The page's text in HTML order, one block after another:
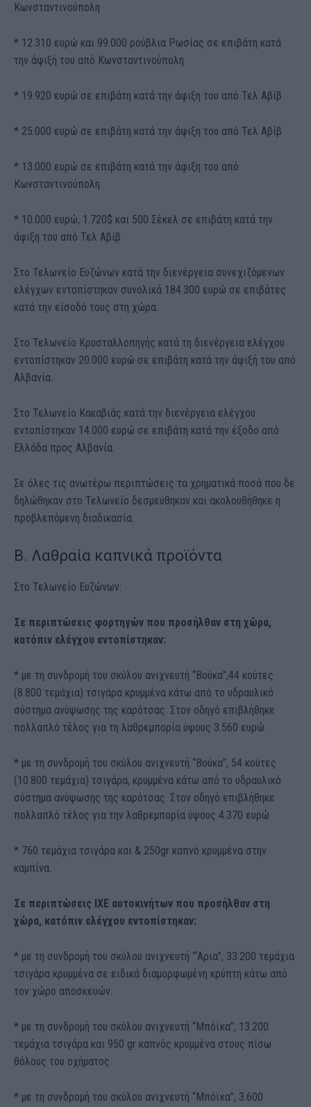
Κωνσταντινούπολη
* 12.310 ευρώ και 99.000 ρούβλια Ρωσίας σε επιβάτη κατά
την άφιξή του από Κωνσταντινούπολη
* 19.920 ευρώ σε επιβάτη κατά την άφιξη του από Τελ Αβίβ
* 25.000 ευρώ σε επιβάτη κατά την άφιξη του από Τελ Αβίβ
* 13.000 ευρώ σε επιβάτη κατά την άφιξη του από
Κωνσταντινούπολη
* 10.000 ευρώ, 1.720$ και 500 Σέκελ σε επιβάτη κατά την
άφιξη του από Τελ Αβίβ
Στο Τελωνείο Ευζώνων κατά την διενέργεια συνεχιζόμενων
ελέγχων εντοπίστηκαν συνολικά 184.300 ευρώ σε επιβάτες
κατά την είσοδό τους στη χώρα.
Στο Τελωνείο Κρυσταλλοπηγής κατά τη διενέργεια ελέγχου
εντοπίστηκαν 20.000 ευρώ σε επιβάτη κατά την άφιξή του από
Αλβανία.
Στο Τελωνείο Κακαβιάς κατά την διενέργεια ελέγχου
εντοπίστηκαν 14.000 ευρώ σε επιβάτη κατά την έξοδο από
Ελλάδα προς Αλβανία.
Σε όλες τις ανωτέρω περιπτώσεις τα χρηματικά ποσά που δε
δηλώθηκαν στο Τελωνείο δεσμεύθηκαν και ακολουθήθηκε η
προβλεπόμενη διαδικασία.
Β. Λαθραία καπνικά προϊόντα
Στο Τελωνείο Ευζώνων:
Σε περιπτώσεις φορτηγών που προσήλθαν στη χώρα,
κατόπιν ελέγχου εντοπίστηκαν:
* με τη συνδρομή του σκύλου ανιχνευτή “Βούκα”,44 κούτες
(8.800 τεμάχια) τσιγάρα κρυμμένα κάτω από το υδραυλικό
σύστημα ανύψωσης της καρότσας. Στον οδηγό επιβλήθηκε
πολλαπλό τέλος για τη λαθρεμπορία ύψους 3.560 ευρώ.
* με τη συνδρομή του σκύλου ανιχνευτή “Βούκα”, 54 κούτες
(10.800 τεμάχια) τσιγάρα, κρυμμένα κάτω από το υδραυλικό
σύστημα ανύψωσης της καρότσας. Στον οδηγό επιβλήθηκε
πολλαπλό τέλος για την λαθρεμπορία ύψους 4.370 ευρώ.
* 760 τεμάχια τσιγάρα και & 250gr καπνό κρυμμένα στην
καμπίνα.
Σε περιπτώσεις ΙΧΕ αυτοκινήτων που προσήλθαν στη
χώρα, κατόπιν ελέγχου εντοπίστηκαν:
* με τη συνδρομή του σκύλου ανιχνευτή “‘Αρια”, 33.200 τεμάχια
τσιγάρα κρυμμένα σε ειδικά διαμορφωμένη κρύπτη κάτω από
τον χώρο αποσκευών.
* με τη συνδρομή του σκύλου ανιχνευτή “Μπόϊκα”, 13.200
τεμάχια τσιγάρα και 950 gr καπνός κρυμμένα στους πίσω
θόλους του οχήματος.
* με τη συνδρομή του σκύλου ανιχνευτή “Μπόϊκα”, 3.600